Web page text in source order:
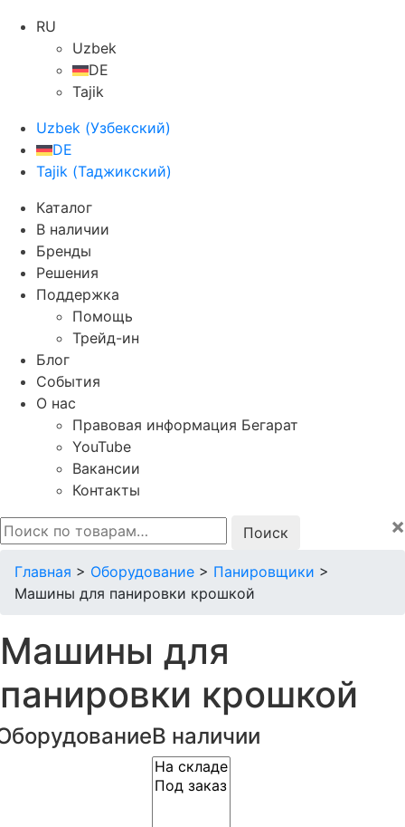
RU
Uzbek
DE
Tajik
Uzbek (Узбекский)
DE
Tajik (Таджикский)
Каталог
В наличии
Бренды
Решения
Поддержка
Помощь
Трейд-ин
Блог
События
О нас
Правовая информация Бегарат
YouTube
Вакансии
Контакты
Искать:
×
Главная > Оборудование > Панировщики >
Машины для панировки крошкой
Машины для
панировки крошкой
В наличии